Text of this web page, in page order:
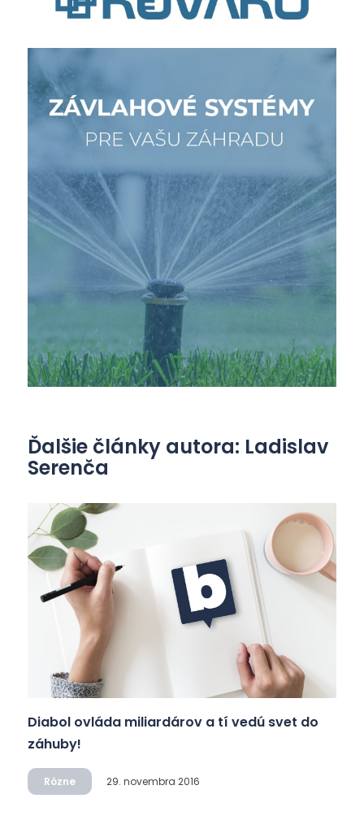
Ďalšie články autora: Ladislav
Serenča
Diabol ovláda miliardárov a tí vedú svet do
záhuby!
Rôzne 29. novembra 2016